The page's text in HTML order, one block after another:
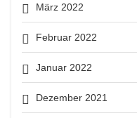
März 2022
Februar 2022
Januar 2022
Dezember 2021